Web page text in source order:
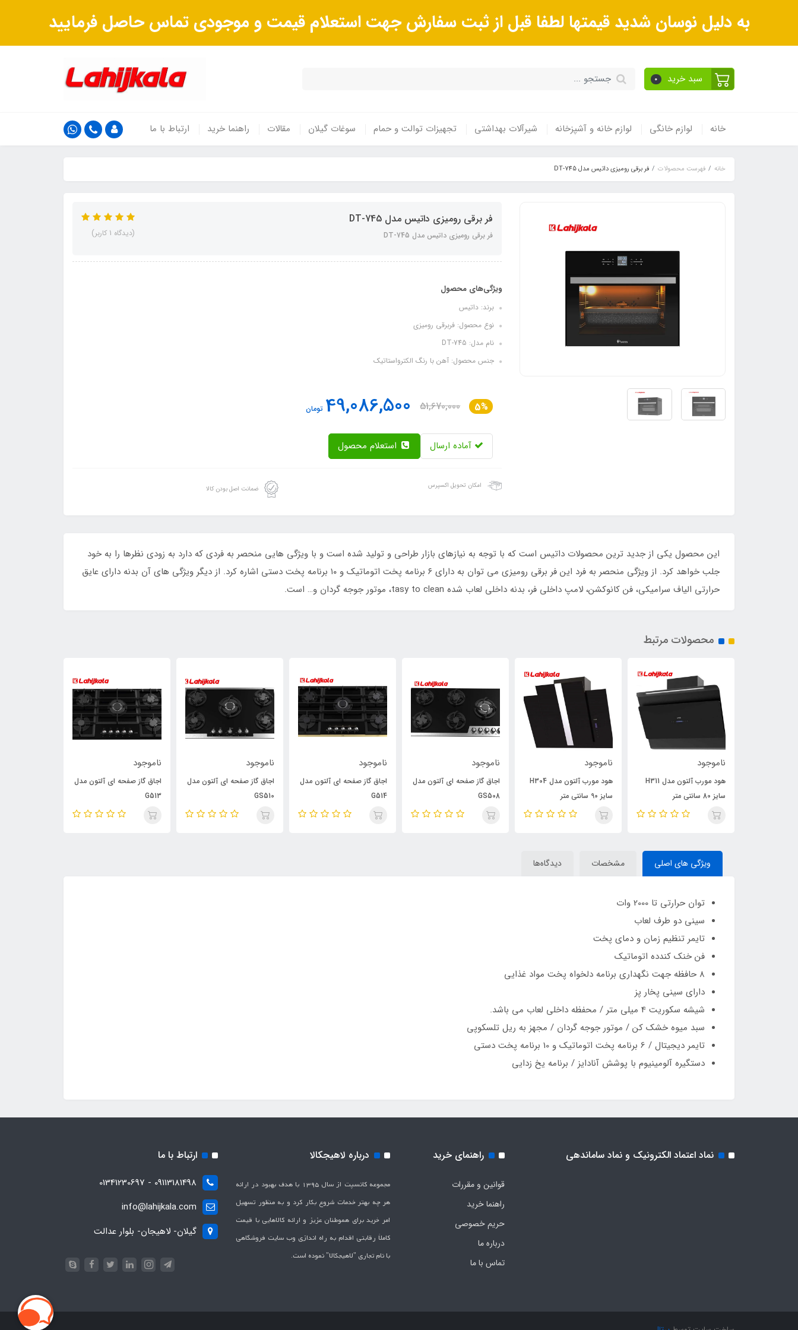
به دلیل نوسان شدید قیمتها لطفا قبل از ثبت سفارش جهت استعلام قیمت و موجودی تماس حاصل فرمایید
سبد خرید 0
خانه لوازم خانگی لوازم خانه و آشپزخانه شیرآلات بهداشتی تجهیزات توالت و حمام سوغات گیلان مقالات راهنما خرید ارتباط با ما
خانه فهرست محصولات فر برقی رومیزی داتیس مدل DT-745
فر برقی رومیزی داتیس مدل DT-745
فر برقی رومیزی داتیس مدل DT-745 (دیدگاه 1 کاربر)
ویژگی‌های محصول
برند: داتیس
نوع محصول: فربرقی رومیزی
نام مدل: DT-745
جنس محصول: آهن با رنگ الکترواستاتیک
5%
51,670,000
49,086,500 تومان
آماده ارسال
امکان تحویل اکسپرس ضمانت اصل بودن کالا
این محصول یکی از جدید ترین محصولات داتیس است که با توجه به نیازهای بازار طراحی و تولید شده است و با ویژگی هایی منحصر به فردی که دارد به زودی نظرها را به خود
جلب خواهد کرد. از ویژگی منحصر به فرد این فر برقی رومیزی می توان به دارای ۶ برنامه پخت اتوماتیک و ۱۰ برنامه پخت دستی اشاره کرد. از دیگر ویژگی های آن بدنه دارای عایق
حرارتی الیاف سرامیکی، فن کانوکشن، لامپ داخلی فر، بدنه داخلی لعاب شده tasy to clean، موتور جوجه گردان و… است.
محصولات مرتبط
ناموجود
هود مورب آلتون مدل H311
سایز 80 سانتی متر
ناموجود
هود مورب آلتون مدل H304
سایز 90 سانتی متر
ناموجود
اجاق گاز صفحه ای آلتون مدل
GS508
ناموجود
اجاق گاز صفحه ای آلتون مدل
G514
ناموجود
اجاق گاز صفحه ای آلتون مدل
GS510
ناموجود
اجاق گاز صفحه ای آلتون مدل
G513
ویژگی های اصلی مشخصات دیدگاه‌ها
توان حرارتی تا 2000 وات
سینی دو طرف لعاب
تایمر تنظیم زمان و دمای پخت
فن خنک کندده اتوماتیک
8 حافظه جهت نگهداری برنامه دلخواه پخت مواد غذایی
دارای سینی پخار پز
شیشه سکوریت 4 میلی متر / محفظه داخلی لعاب می باشد.
سبد میوه خشک کن / موتور جوجه گردان / مجهز به ریل تلسکوپی
تایمر دیجیتال / 6 برنامه پخت اتوماتیک و 10 برنامه پخت دستی
دستگیره آلومینیوم با پوشش آنادایز / برنامه یخ زدایی
نماد اعتماد الکترونیک و نماد ساماندهی راهنمای خرید
قوانین و مقررات
راهنما خرید
حریم خصوصی
درباره ما
تماس با ما
درباره لاهیجکالا
مجموعه کانسپت از سال 1395 با هدف بهبود در ارائه
هر چه بهتر خدمات شروع بکار کرد و به منظور تسهیل
امر خرید برای هموطنان عزیز و ارائه کالاهایی با قیمت
کاملاَ رقابتی اقدام به راه اندازی وب سایت فروشگاهی
با نام تجاری "لاهیج­کالا" نموده است.
ارتباط با ما
09113181498 - 01341230697
info@lahijkala.com
گیلان- لاهیجان- بلوار عدالت